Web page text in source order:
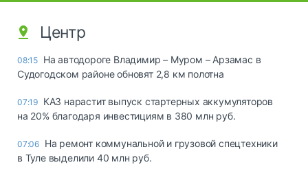
Центр
08:15 На автодороге Владимир – Муром – Арзамас в
Судогодском районе обновят 2,8 км полотна
07:19 КАЗ нарастит выпуск стартерных аккумуляторов
на 20% благодаря инвестициям в 380 млн руб.
07:06 На ремонт коммунальной и грузовой спецтехники
в Туле выделили 40 млн руб.